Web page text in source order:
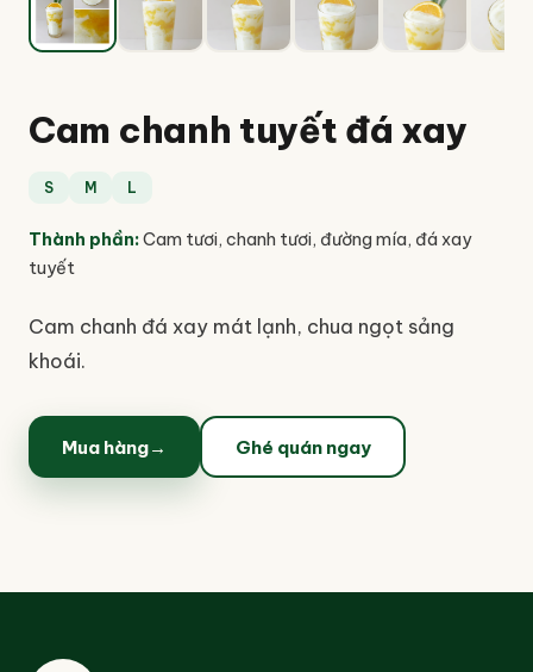
Cam chanh tuyết đá xay
S M L
Thành phần:Cam tươi, chanh tươi, đường mía, đá xay
tuyết
Cam chanh đá xay mát lạnh, chua ngọt sảng
khoái.
Mua hàng→ Ghé quán ngay